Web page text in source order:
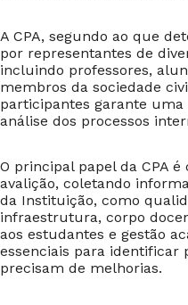
A CPA, segundo ao que
por representantes de
incluindo professores,
membros da sociedade
participantes garante
análise dos processos
O principal papel da CPA
avalição, coletando
da Instituição, como
infraestrutura, corpo
aos estudantes e gestão
essenciais para identificar
precisam de melhorias.